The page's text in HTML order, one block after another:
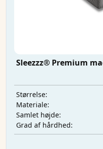
Sleezzz® Premium
Størrelse:
Materiale:
Samlet højde:
Grad af hårdhed: